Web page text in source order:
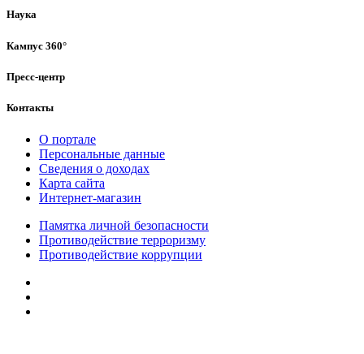
Наука
Кампус 360°
Пресс-центр
Контакты
О портале
Персональные данные
Сведения о доходах
Карта сайта
Интернет-магазин
Памятка личной безопасности
Противодействие терроризму
Противодействие коррупции